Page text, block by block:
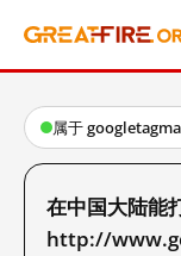
属于
在中国大陆能
http://